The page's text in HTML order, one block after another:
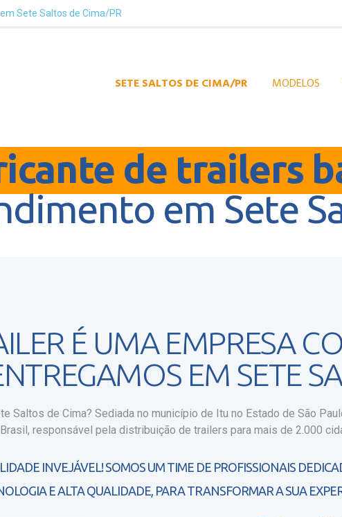
Sete Saltos de Cima/PR
SETE SALTOS DE CIMA/PR MODELOS
de trailers
em Sete
É UMA EMPRESA
EM SETE
Saltos de Cima? Sediada no município de Itu no Estado de São
responsável pela distribuição de trailers para mais de 2.000
INVEJÁVEL! SOMOS UM TIME DE PROFISSIONAIS
E ALTA QUALIDADE, PARA TRANSFORMAR A SUA